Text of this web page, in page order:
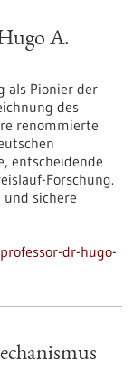
A.
als Pionier der
des
renommierte
entscheidende
Forschung.
sichere
dr-hugo-